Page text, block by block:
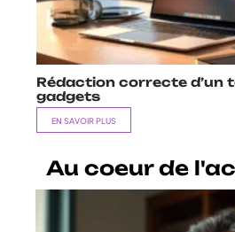
Rédaction correcte d’un
gadgets
EN SAVOIR PLUS
Au coeur de